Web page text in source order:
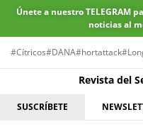
Únete a nuestro TELEGRAM
noticias al
#Cítricos#DANA#hortattack
Revista del
SUSCRÍBETE